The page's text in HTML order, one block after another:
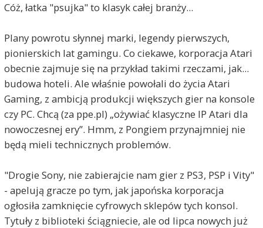
Cóż, łatka "psujka" to klasyk całej branży...
Plany powrotu słynnej marki, legendy pierwszych,
pionierskich lat gamingu. Co ciekawe, korporacja Atari
obecnie zajmuje się na przykład takimi rzeczami, jak...
budowa hoteli. Ale właśnie powołali do życia Atari
Gaming, z ambicją produkcji większych gier na konsole
czy PC. Chcą (za ppe.pl) „ożywiać klasyczne IP Atari dla
nowoczesnej ery”. Hmm, z Pongiem przynajmniej nie
będą mieli technicznych problemów.
"Drogie Sony, nie zabierajcie nam gier z PS3, PSP i Vity"
- apelują gracze po tym, jak japońska korporacja
ogłosiła zamknięcie cyfrowych sklepów tych konsol.
Tytuły z biblioteki ściągniecie, ale od lipca nowych już